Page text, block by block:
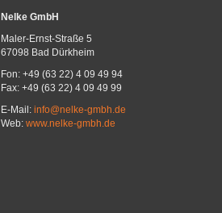
Nelke GmbH
Maler-Ernst-Straße 5
67098 Bad Dürkheim
Fon: +49 (63 22) 4 09 49 94
Fax: +49 (63 22) 4 09 49 99
E-Mail: info@nelke-gmbh.de
Web: www.nelke-gmbh.de